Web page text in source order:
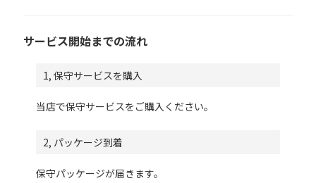
サービス開始までの流れ
1, 保守サービスを購入
当店で保守サービスをご購入ください。
2, パッケージ到着
保守パッケージが届きます。